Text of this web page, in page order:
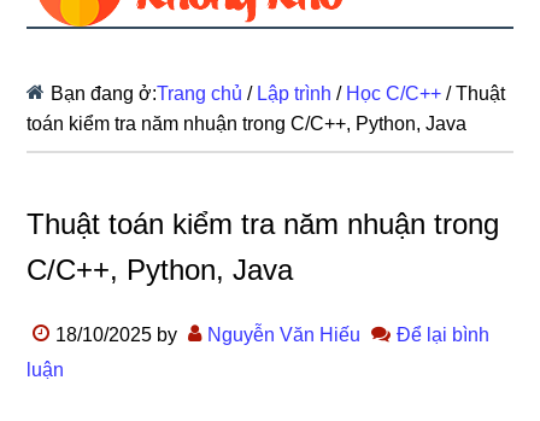
Bạn đang ở:Trang chủ / Lập trình / Học C/C++ /Thuật
toán kiểm tra năm nhuận trong C/C++, Python, Java
Thuật toán kiểm tra năm nhuận trong
C/C++, Python, Java
18/10/2025 by Nguyễn Văn Hiếu
Để lại bình
luận